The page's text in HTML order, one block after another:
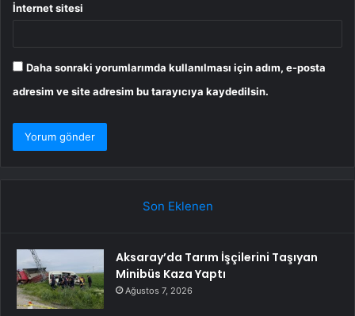
İnternet sitesi
Daha sonraki yorumlarımda kullanılması için adım, e-posta
adresim ve site adresim bu tarayıcıya kaydedilsin.
Son Eklenen
Aksaray’da Tarım İşçilerini Taşıyan
Minibüs Kaza Yaptı
Ağustos 7, 2026